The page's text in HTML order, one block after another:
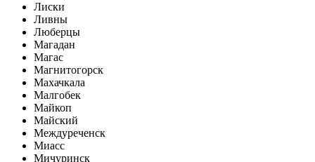
Лиски
Ливны
Люберцы
Магадан
Магас
Магнитогорск
Махачкала
Малгобек
Майкоп
Майский
Междуреченск
Миасс
Мичуринск